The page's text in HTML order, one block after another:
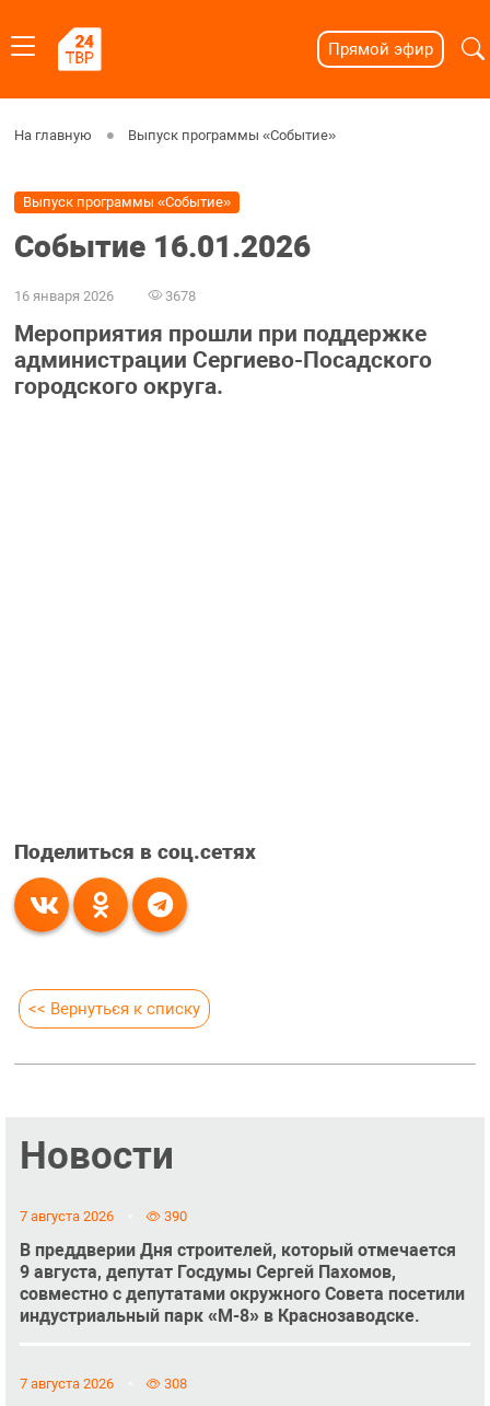
Прямой эфир
На главную Выпуск программы «Событие»
Выпуск программы «Событие»
Событие 16.01.2026
16 января 2026 3678
Мероприятия прошли при поддержке
администрации Сергиево-Посадского
городского округа.
Поделиться в соц.сетях
<< Вернуться к списку
Новости
7 августа 2026 390
В преддверии Дня строителей, который отмечается
9 августа, депутат Госдумы Сергей Пахомов,
совместно с депутатами окружного Совета посетили
индустриальный парк «М-8» в Краснозаводске.
7 августа 2026 308